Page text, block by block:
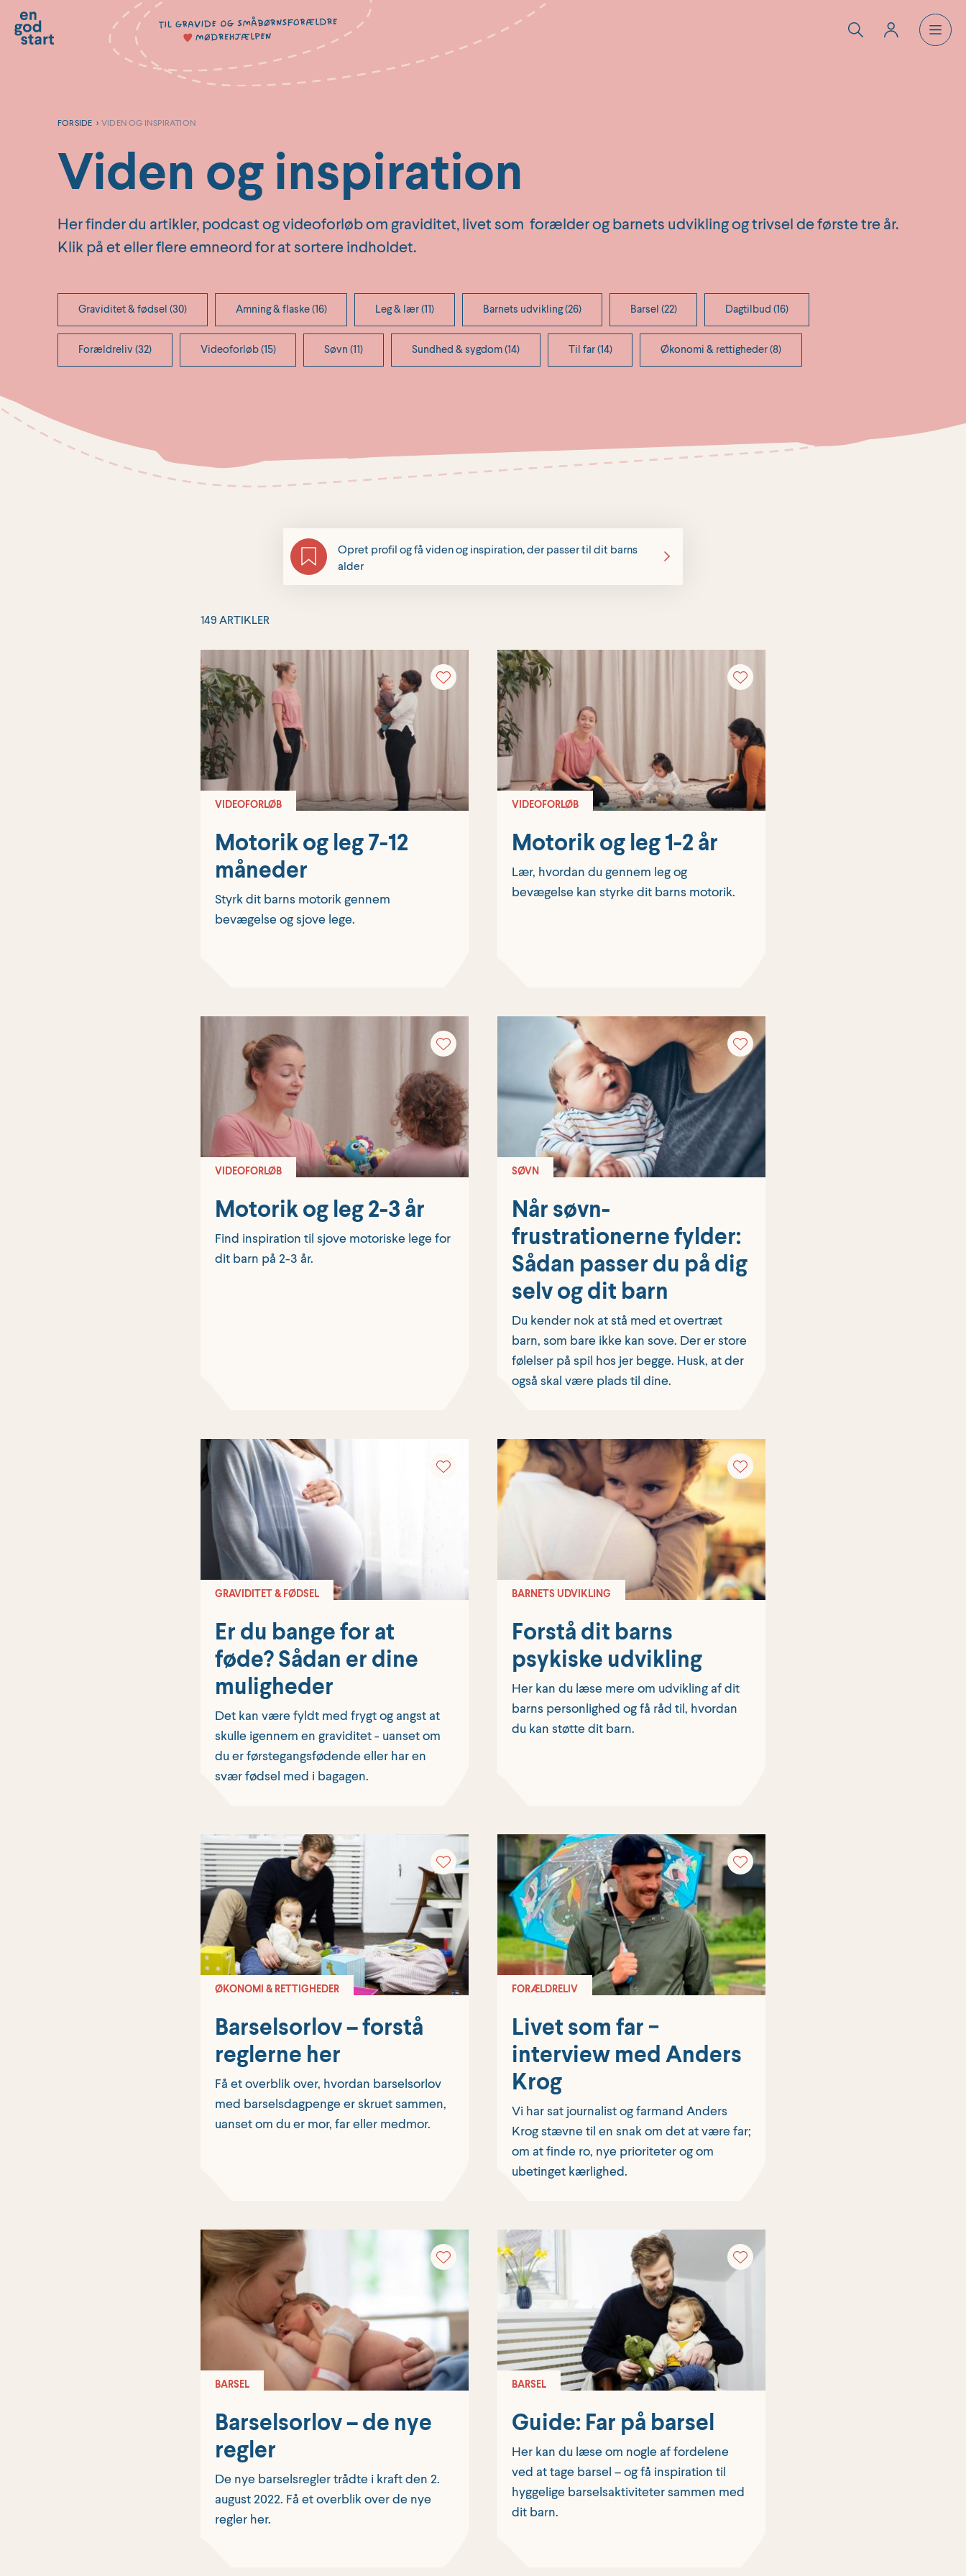
indholdet
FORSIDE > VIDEN OG INSPIRATION
Viden og inspiration
Her finder du artikler, podcast og videoforløb om graviditet, livet som forælder og barnets udvikling og trivsel de første tre år.
Klik på et eller flere emneord for at sortere indholdet.
Graviditet & fødsel (30) Amning & flaske (16) Leg & lær (11) Barnets udvikling (26) Barsel (22) Dagtilbud (16)
Forældreliv (32) Videoforløb (15) Søvn (11) Sundhed & sygdom (14) Til far (14) Økonomi & rettigheder (8)
Opret profil og få viden og inspiration, der passer til dit barns
alder
149 ARTIKLER
Motorik og leg 7-12
måneder
VIDEOFORLØB
Styrk dit barns motorik gennem
bevægelse og sjove lege.
Motorik og leg 1-2 år
VIDEOFORLØB
Lær, hvordan du gennem leg og
bevægelse kan styrke dit barns motorik.
Motorik og leg 2-3 år
VIDEOFORLØB
Find inspiration til sjove motoriske lege for
dit barn på 2-3 år.
Når søvn­
frustrationerne fylder:
Sådan passer du på dig
selv og dit barn
SØVN
Du kender nok at stå med et overtræt
barn, som bare ikke kan sove. Der er store
følelser på spil hos jer begge. Husk, at der
også skal være plads til dine.
Er du bange for at
føde? Sådan er dine
muligheder
GRAVIDITET & FØDSEL
Det kan være fyldt med frygt og angst at
skulle igennem en graviditet - uanset om
du er førstegangsfødende eller har en
svær fødsel med i bagagen.
Forstå dit barns
psykiske udvikling
BARNETS UDVIKLING
Her kan du læse mere om udvikling af dit
barns personlighed og få råd til, hvordan
du kan støtte dit barn.
Barselsorlov – forstå
reglerne her
ØKONOMI & RETTIGHEDER
Få et overblik over, hvordan barselsorlov
med barselsdagpenge er skruet sammen,
uanset om du er mor, far eller medmor.
Livet som far −
interview med Anders
Krog
FORÆLDRELIV
Vi har sat journalist og farmand Anders
Krog stævne til en snak om det at være far;
om at finde ro, nye prioriteter og om
ubetinget kærlighed.
Barselsorlov – de nye
regler
BARSEL
De nye barselsregler trådte i kraft den 2.
august 2022. Få et overblik over de nye
regler her.
Guide: Far på barsel
BARSEL
Her kan du læse om nogle af fordelene
ved at tage barsel – og få inspiration til
hyggelige barselsaktiviteter sammen med
dit barn.